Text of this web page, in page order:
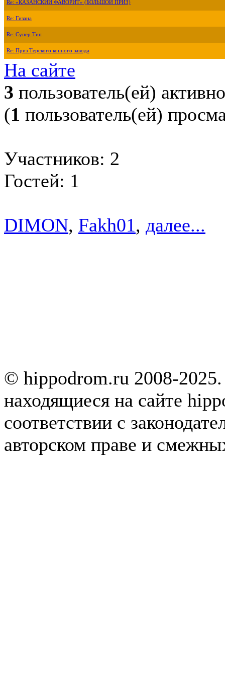
Re: «КАЗАНСКИЙ ФАВОРИТ» (БОЛЬШОЙ ПРИЗ)
Re: Гизана
Re: Супер Тип
Re: Приз Терского конного завода
На сайте
3 пользователь(ей) активно
(1 пользователь(ей)
Участников: 2
Гостей: 1
DIMON, Fakh01, далее...
© hippodrom.ru 2008-
находящиеся на сайте
соответствии с
авторском праве и